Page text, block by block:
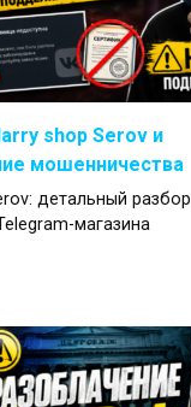
shop Serov и
мошенничества
детальный разбор
магазина